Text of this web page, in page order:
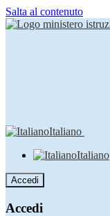
Salta al contenuto
Italiano
Italiano
Accedi
Accedi